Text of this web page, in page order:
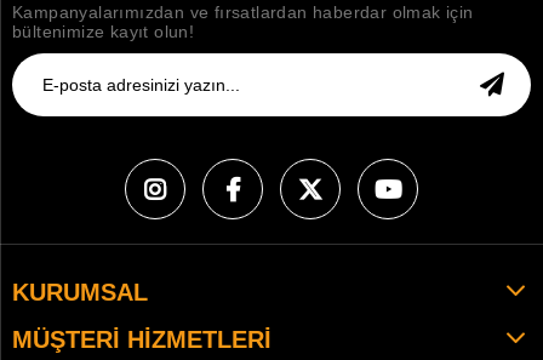
Kampanyalarımızdan ve fırsatlardan haberdar olmak için
bültenimize kayıt olun!
KURUMSAL
MÜŞTERI HIZMETLERI